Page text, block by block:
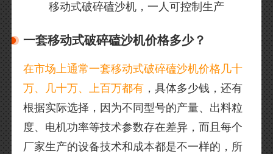
移动式破碎磕沙机，一人可控制生产
一套移动式破碎磕沙机价格多少？
在市场上通常一套移动式破碎磕沙机价格几十
万、几十万、上百万都有 ，具体多少钱，还有
根据实际选择，因为不同型号的产量、出料粒
度、电机功率等技术参数存在差异，而且每个
厂家生产的设备技术和成本都是不一样的，所